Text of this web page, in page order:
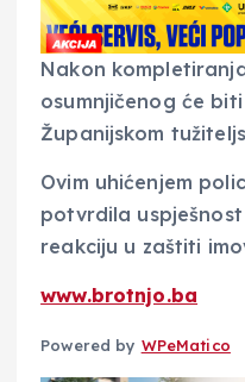
Nakon
osumnjičenog će
Županijskom
Ovim uhićenjem
potvrdila
reakciju u zaštiti
www.brotnjo.ba
Powered by WPeMatico